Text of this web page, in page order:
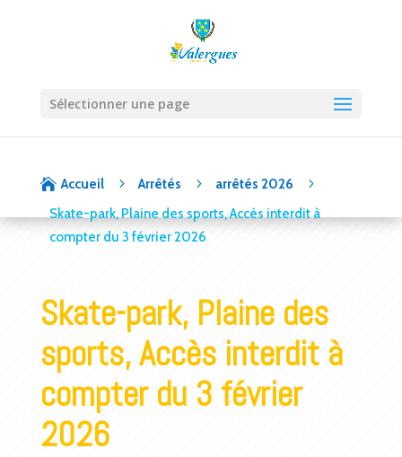
Sélectionner une page
 Accueil 5 Arrêtés 5 arrêtés 2026
5
Skate-park, Plaine des sports, Accès interdit à
compter du 3 février 2026
Skate-park, Plaine des
sports, Accès interdit à
compter du 3 février
2026